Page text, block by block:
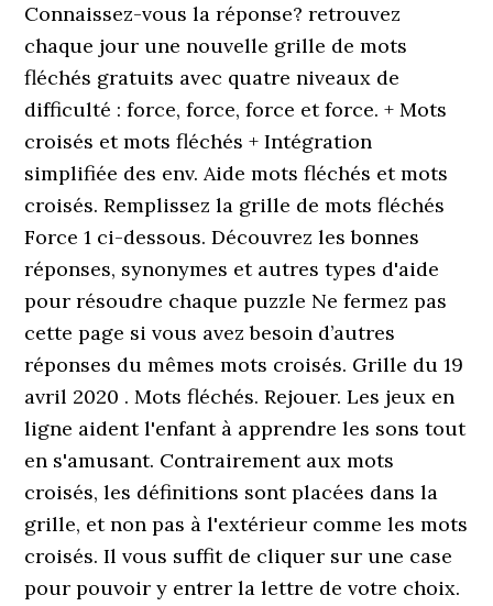
Connaissez-vous la réponse? retrouvez
chaque jour une nouvelle grille de mots
fléchés gratuits avec quatre niveaux de
difficulté : force, force, force et force. + Mots
croisés et mots fléchés + Intégration
simplifiée des env. Aide mots fléchés et mots
croisés. Remplissez la grille de mots fléchés
Force 1 ci-dessous. Découvrez les bonnes
réponses, synonymes et autres types d'aide
pour résoudre chaque puzzle Ne fermez pas
cette page si vous avez besoin d’autres
réponses du mêmes mots croisés. Grille du 19
avril 2020 . Mots fléchés. Rejouer. Les jeux en
ligne aident l'enfant à apprendre les sons tout
en s'amusant. Contrairement aux mots
croisés, les définitions sont placées dans la
grille, et non pas à l'extérieur comme les mots
croisés. Il vous suffit de cliquer sur une case
pour pouvoir y entrer la lettre de votre choix.